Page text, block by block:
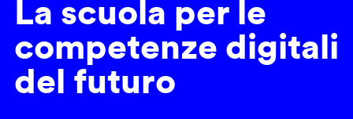
La scuola per le
competenze digitali
del futuro